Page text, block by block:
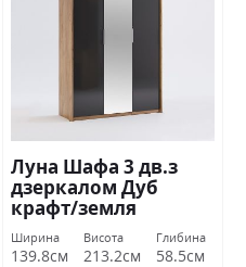
Луна Шафа 3 дв.з
дзеркалом Дуб
крафт/земля
Міромарк
Ширина
139.8см
Висота
213.2см
Глибина
58.5см